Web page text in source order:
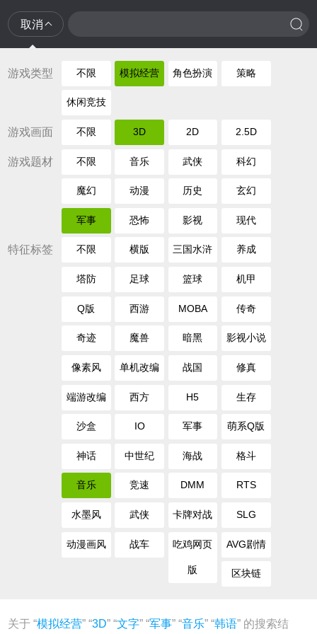
取消
游戏类型 不限 模拟经营 角色扮演 策略
休闲竞技
游戏画面 不限 3D 2D 2.5D
游戏题材 不限 音乐 武侠 科幻
魔幻 动漫 历史 玄幻
军事 恐怖 影视 现代
特征标签 不限 横版 三国水浒 养成
塔防 足球 篮球 机甲
Q版 西游 MOBA 传奇
奇迹 魔兽 暗黑 影视小说
像素风 单机改编 战国 修真
端游改编 西方 H5 生存
沙盒 IO 军事 萌系Q版
神话 中世纪 海战 格斗
音乐 竞速 DMM RTS
水墨风 武侠 卡牌对战 SLG
动漫画风 战车 吃鸡网页
版
AVG剧情
区块链
关于 “模拟经营” “3D” “文字” “军事” “音乐” “韩语” 的搜索结